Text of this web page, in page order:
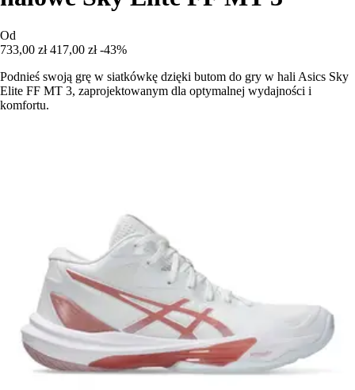
Od
733,00 zł 417,00 zł -43%
Podnieś swoją grę w siatkówkę dzięki butom do gry w hali Asics Sky
Elite FF MT 3, zaprojektowanym dla optymalnej wydajności i
komfortu.